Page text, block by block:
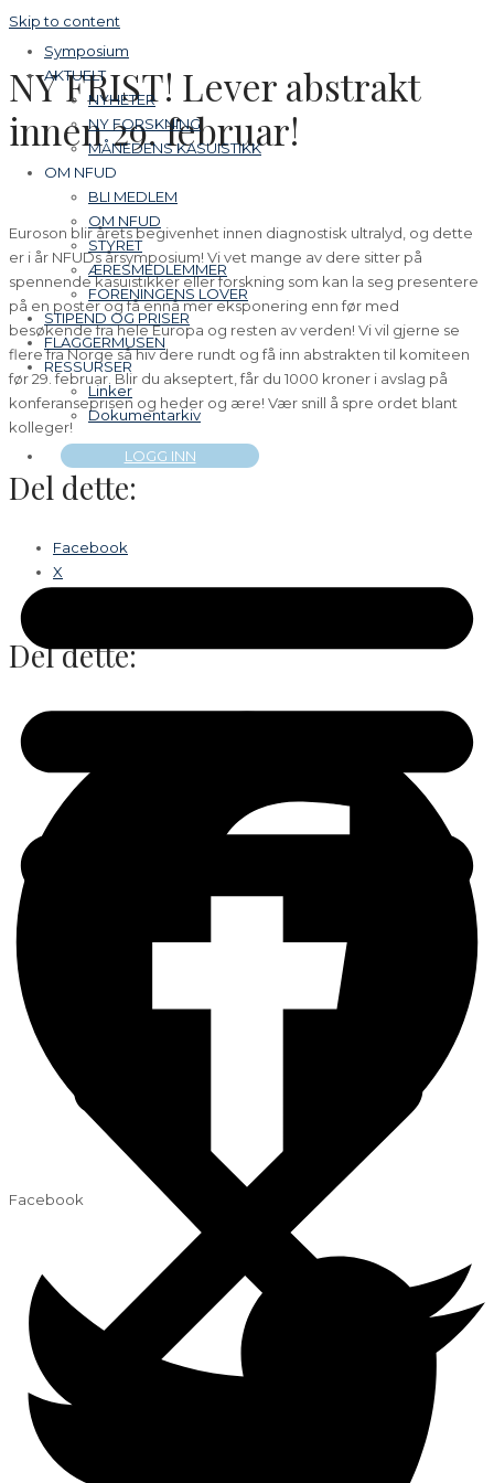
Skip to content
Symposium
AKTUELT
NYHETER
NY FORSKNING
MÅNEDENS KASUISTIKK
OM NFUD
BLI MEDLEM
OM NFUD
STYRET
ÆRESMEDLEMMER
FORENINGENS LOVER
STIPEND OG PRISER
FLAGGERMUSEN
RESSURSER
Linker
Dokumentarkiv
LOGG INN
NY FRIST! Lever abstrakt
innen 29. februar!
Euroson blir årets begivenhet innen diagnostisk ultralyd, og dette
er i år NFUDs årsymposium! Vi vet mange av dere sitter på
spennende kasuistikker eller forskning som kan la seg presentere
på en poster og få ennå mer eksponering enn før med
besøkende fra hele Europa og resten av verden! Vi vil gjerne se
flere fra Norge så hiv dere rundt og få inn abstrakten til komiteen
før 29. februar. Blir du akseptert, får du 1000 kroner i avslag på
konferanseprisen og heder og ære! Vær snill å spre ordet blant
kolleger!
Del dette:
Facebook
X
Del dette:
Facebook